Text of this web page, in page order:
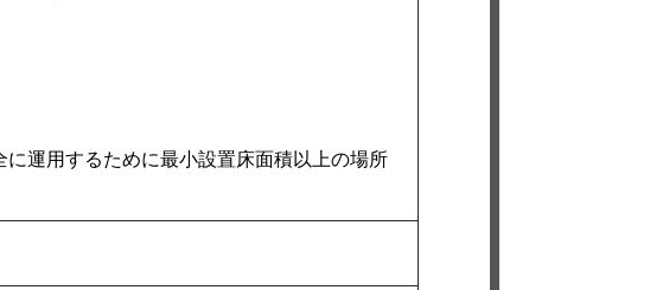
運用するために最小設置床面積以上の場所